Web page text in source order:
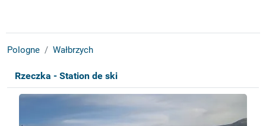
Pologne Wałbrzych
Rzeczka - Station de ski